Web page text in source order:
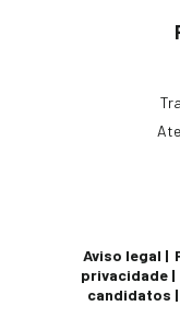
Aviso legal
privacidade
candidatos